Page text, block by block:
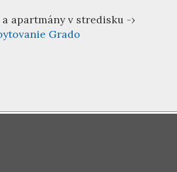
apartmány v stredisku -›
Grado